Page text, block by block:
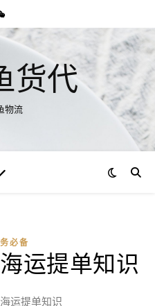
货代
物流
必备
运提单知识
运提单知识